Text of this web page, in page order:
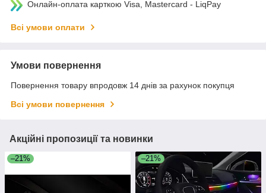
Онлайн-оплата карткою Visa, Mastercard - LiqPay
Всі умови оплати
Умови повернення
Повернення товару впродовж 14 днів за рахунок покупця
Всі умови повернення
Акційні пропозиції та новинки
–21% –21%